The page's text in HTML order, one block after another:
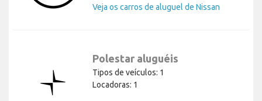
Veja os carros de aluguel de Nissan
Polestar aluguéis
Tipos de veículos: 1
Locadoras: 1